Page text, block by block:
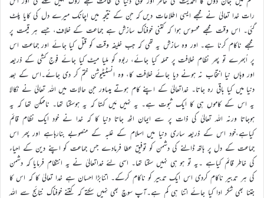
رات خدا تعالیٰ نے مجھے ایسی اطلاعات دیں کہ جن کے نتیجہ میں اچانک میرے دل کی کایا پلٹ
گئی۔ اس وقت مجھے محسوس ہوا کہ کتنی خوفناک سازش ہے جماعت کے خلاف، جسے ہر قیمت پر
مجھے ناکام کرنا ہے۔ اور وہ سازش یہ تھی کہ جب خلیفہ وقت کو قتل کیا جائے اور جماعت اس
پر اُبھرے تو پھر نظام خلافت پر حملہ کیا جائے، ربوہ کو ملیا میٹ کیا جائے فوج کشی کے ذریعہ
اور وہاں نیا انتخاب نہ ہونے دیا جائے خلافت کا، وہ انسٹیٹیوشن ختم کر دی جائے۔اس کے بعد
دنیا میں کیا باقی رہ جاتا۔ خداتعالیٰ کے اپنے کام ہوتے ہیںاور جن حالات میں اللہ تعالیٰ نے نکالا
یہ اس کے کاموں ہی کا ایک ثبوت ہے۔ یہ نہیں مَیں کہتا کہ یہ ہوسکتا تھا۔ ناممکن تھا کہ یہ
ہوجاتا ورنہ اللہ تعالیٰ کی ذات پر سے ایمان اٹھ جاتا دنیا کا کہ خدا نے خود ایک نظام قائم
کیاہے،خود اس کے ذریعہ ساری دنیا میں اسلام کے غلبہ کے منصوبے بنارہاہے اور پھر اس
جماعت کے دل پر ہاتھ ڈالنے کی دشمن کو توفیق عطا فرمادے جس جماعت کو اپنے دین کے احیاء
کی خاطر قائم کیاہے ۔یہ تو ہو ہی نہیں سکتا تھا۔ اسی لئے خداتعالیٰ نے یہ انتظام فرمایا کہ دشمن
کی ہر تدبیر ناکام کردی اس ایک تدبیر کو ناکام کرکے۔ اتنابڑا احسان ہے خدا تعالیٰ کا کہ اس کا
جتنا بھی شکر ادا کیا جائے اتنا ہی کم ہے۔آپ سوچ بھی نہیں سکتے کہ کتنے خوفناک نتائج سے اللہ